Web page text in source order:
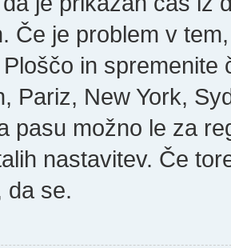
Če je problem v
in
Pariz, New York,
pasu možno le za
nastavitev. Če
da se.